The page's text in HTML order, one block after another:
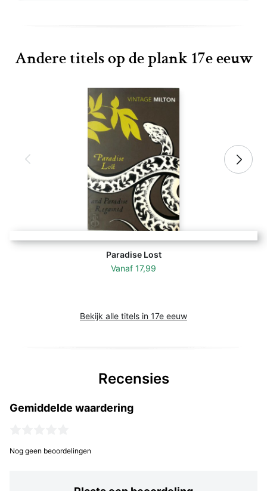
Andere titels op de plank 17e eeuw
Paradise Lost
Vanaf 17,99
Bekijk alle titels in 17e eeuw
Recensies
Gemiddelde waardering
Nog geen beoordelingen